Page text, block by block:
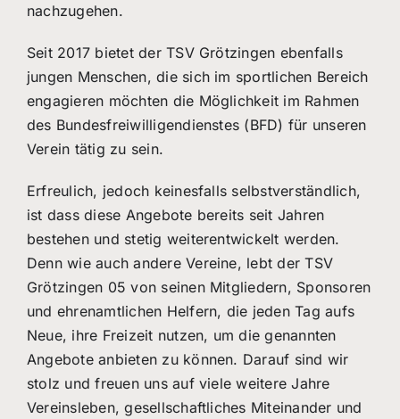
nachzugehen.
Seit 2017 bietet der TSV Grötzingen ebenfalls
jungen Menschen, die sich im sportlichen Bereich
engagieren möchten die Möglichkeit im Rahmen
des Bundesfreiwilligendienstes (BFD) für unseren
Verein tätig zu sein.
Erfreulich, jedoch keinesfalls selbstverständlich,
ist dass diese Angebote bereits seit Jahren
bestehen und stetig weiterentwickelt werden.
Denn wie auch andere Vereine, lebt der TSV
Grötzingen 05 von seinen Mitgliedern, Sponsoren
und ehrenamtlichen Helfern, die jeden Tag aufs
Neue, ihre Freizeit nutzen, um die genannten
Angebote anbieten zu können. Darauf sind wir
stolz und freuen uns auf viele weitere Jahre
Vereinsleben, gesellschaftliches Miteinander und